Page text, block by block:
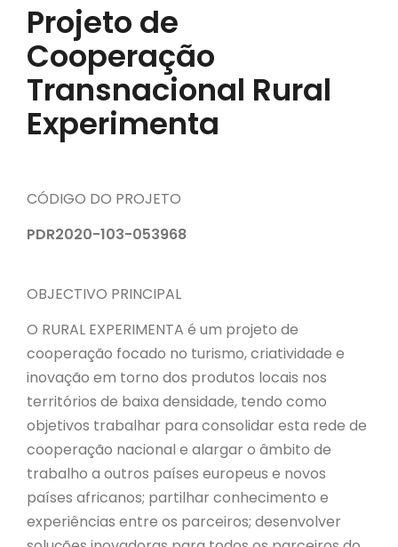
Projeto de
Cooperação
Transnacional Rural
Experimenta
CÓDIGO DO PROJETO
PDR2020-103-053968
OBJECTIVO PRINCIPAL
O RURAL EXPERIMENTA é um projeto de
cooperação focado no turismo, criatividade e
inovação em torno dos produtos locais nos
territórios de baixa densidade, tendo como
objetivos trabalhar para consolidar esta rede de
cooperação nacional e alargar o âmbito de
trabalho a outros países europeus e novos
países africanos; partilhar conhecimento e
experiências entre os parceiros; desenvolver